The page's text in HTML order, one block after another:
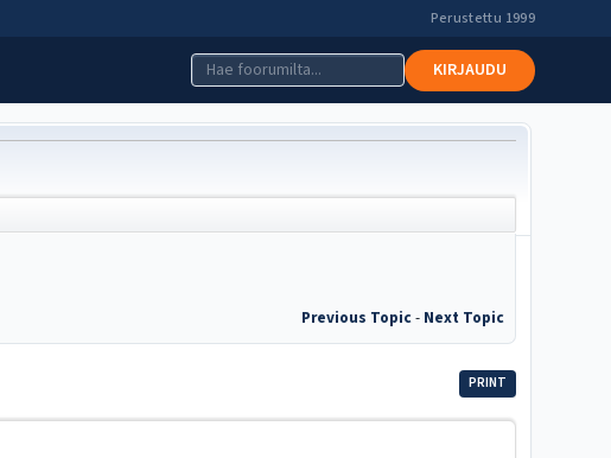
Perustettu 1999
KIRJAUDU
Previous Topic- Next Topic
PRINT